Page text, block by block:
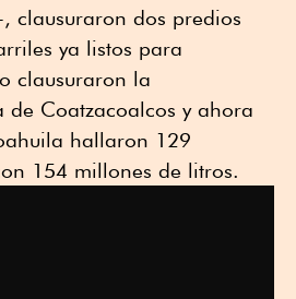
clausuraron dos predios
ya listos para
clausuraron la
Coatzacoalcos y ahora
hallaron 129
154 millones de litros.